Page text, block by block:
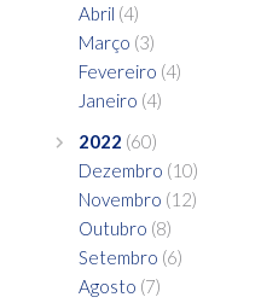
Abril (4)
Março (3)
Fevereiro (4)
Janeiro (4)
2022 (60)
Dezembro (10)
Novembro (12)
Outubro (8)
Setembro (6)
Agosto (7)